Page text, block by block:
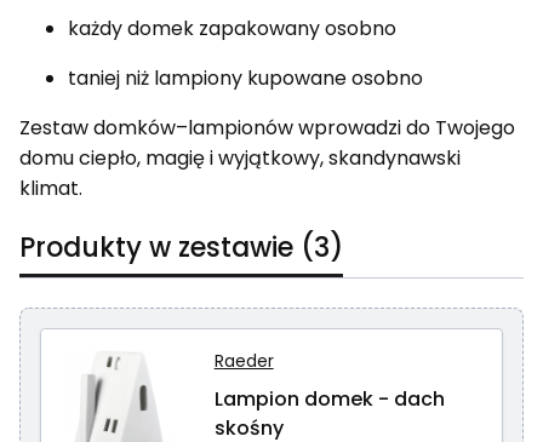
każdy domek zapakowany osobno
taniej niż lampiony kupowane osobno
Zestaw domków–lampionów wprowadzi do Twojego
domu ciepło, magię i wyjątkowy, skandynawski
klimat.
Produkty w zestawie (3)
Raeder
Lampion domek - dach
skośny